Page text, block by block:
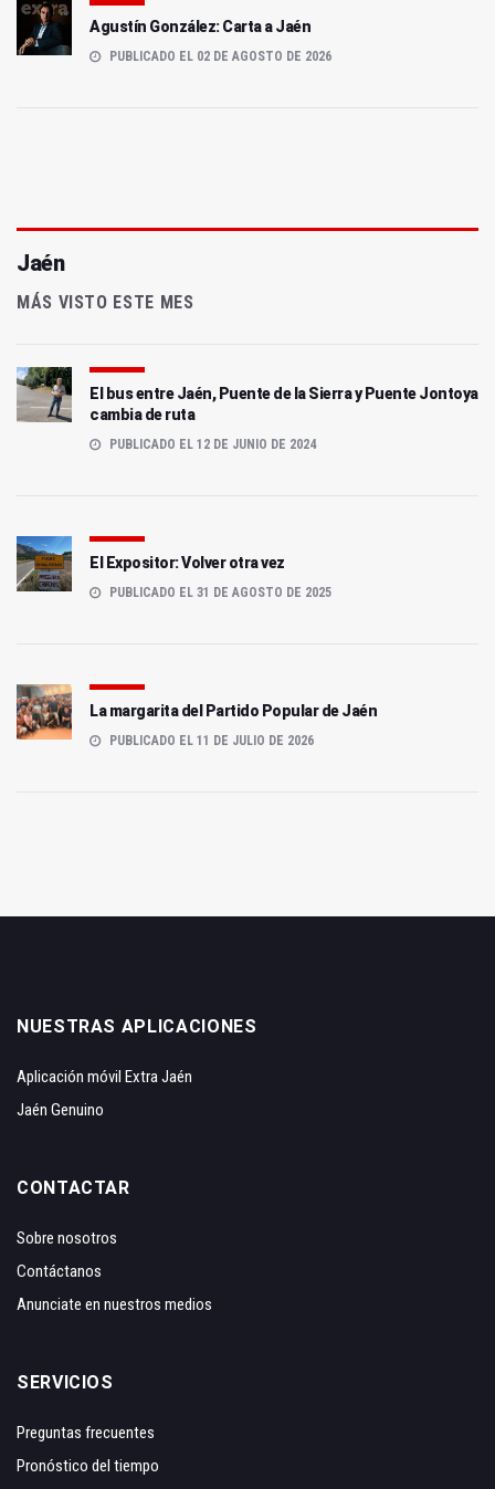
Agustín González: Carta a Jaén
PUBLICADO EL 02 DE AGOSTO DE 2026
Jaén
MÁS VISTO ESTE MES
El bus entre Jaén, Puente de la Sierra y Puente Jontoya
cambia de ruta
PUBLICADO EL 12 DE JUNIO DE 2024
El Expositor: Volver otra vez
PUBLICADO EL 31 DE AGOSTO DE 2025
La margarita del Partido Popular de Jaén
PUBLICADO EL 11 DE JULIO DE 2026
NUESTRAS APLICACIONES
Aplicación móvil Extra Jaén
Jaén Genuino
CONTACTAR
Sobre nosotros
Contáctanos
Anunciate en nuestros medios
SERVICIOS
Preguntas frecuentes
Pronóstico del tiempo